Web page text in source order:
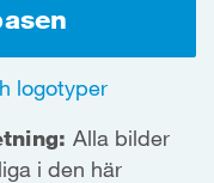
logotyper
Alla bilder
i den här